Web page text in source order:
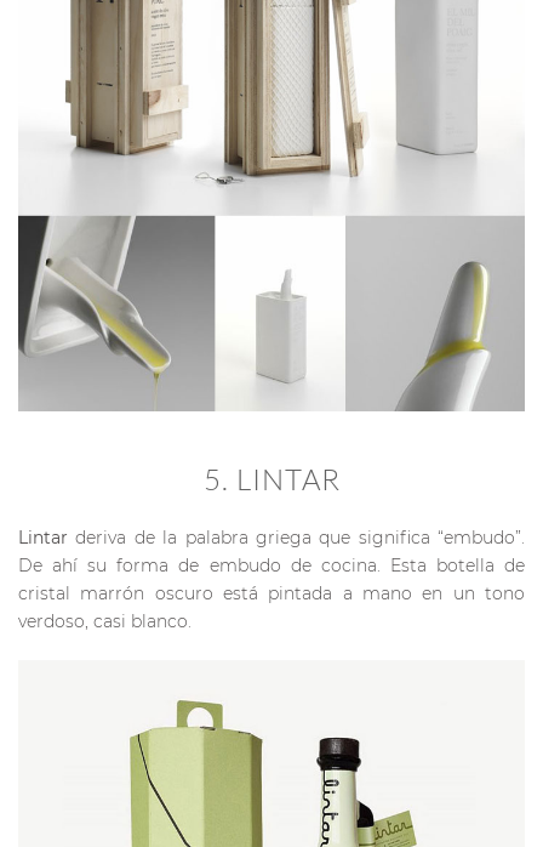
5. LINTAR
Lintar deriva de la palabra griega que significa “embudo”.
De ahí su forma de embudo de cocina. Esta botella de
cristal marrón oscuro está pintada a mano en un tono
verdoso, casi blanco.